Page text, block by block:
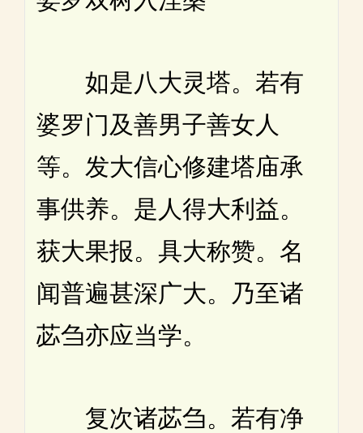
如是八大灵塔。若有
婆罗门及善男子善女人
等。发大信心修建塔庙承
事供养。是人得大利益。
获大果报。具大称赞。名
闻普遍甚深广大。乃至诸
苾刍亦应当学。
复次诸苾刍。若有净